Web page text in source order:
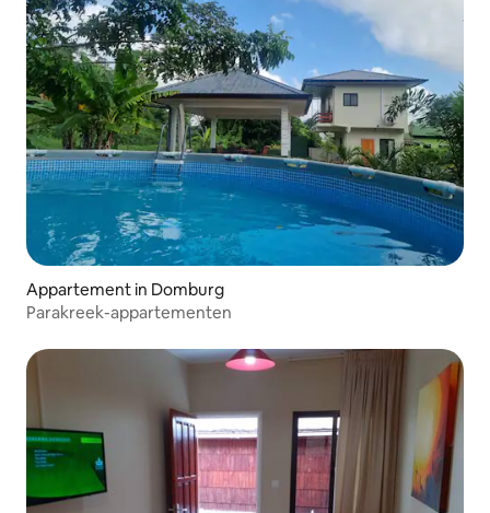
Appartement in Domburg
Parakreek-appartementen